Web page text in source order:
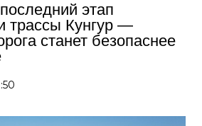
этап
трассы Кунгур —
станет безопаснее